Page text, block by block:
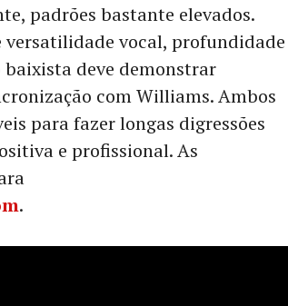
padrões bastante elevados.
versatilidade vocal, profundidade
baixista deve demonstrar
com Williams. Ambos
para fazer longas digressões
e profissional. As
.